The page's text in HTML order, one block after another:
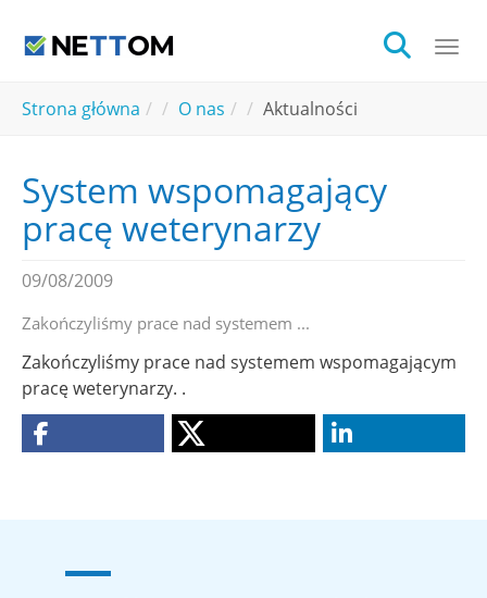
Strona główna O nas Aktualności
System wspomagający
pracę weterynarzy
09/08/2009
Zakończyliśmy prace nad systemem ...
Zakończyliśmy prace nad systemem wspomagającym
pracę weterynarzy. .